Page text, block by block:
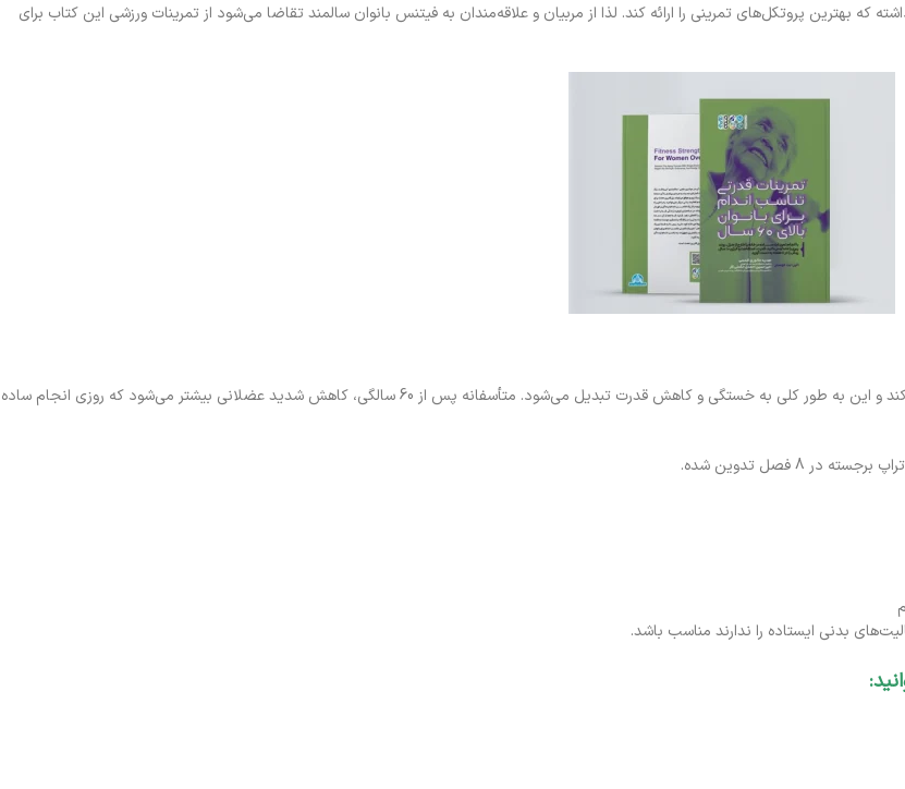
که بهترین پروتکل‌های تمرینی را ارائه کند. لذا از مربیان و علاقه‌مندان به فیتنس بانوان سالمند تقاضا می‌شود از تمرینات ورزشی این کتاب برای
بدن یک زن، به خصوص پس از یائسگی، به آرامی شروع به از دست دادن توده عضلانی می‌کند و این به طور کلی به خستگی و کاهش قدرت تبدیل می‌شود. متأسفانه پس از 60 سالگی، کاهش شدید عضلانی بیشتر می‌شود که روزی انجام ساده
بدنی ایستاده را ندارند مناسب باشد.